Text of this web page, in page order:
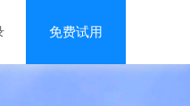
免费试用